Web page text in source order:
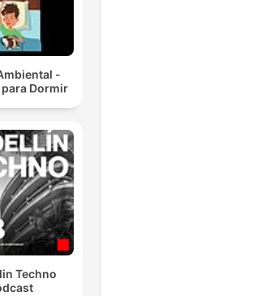
-
Dormir
Techno